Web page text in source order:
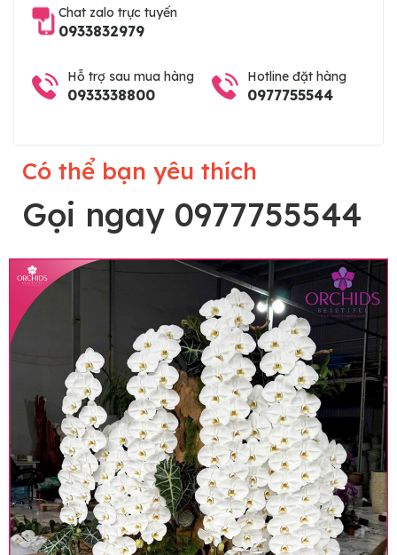
Lưu ý trước khi đặt hàng
• Về cây hoa: Một chậu hoa lan hồ điệp đẹp và
hoàn chỉnh sẽ được phối ghép từ nhiều cây hoa
và tạo dáng hoàn toàn thủ công nên có thể sẽ
khác nhau đôi chút giữa sản phẩm thực tế và
Chat zalo trực tuyến
0933832979
Hỗ trợ sau mua hàng
0933338800
Hotline đặt hàng
0977755544
Có thể bạn yêu thích
Gọi ngay 0977755544